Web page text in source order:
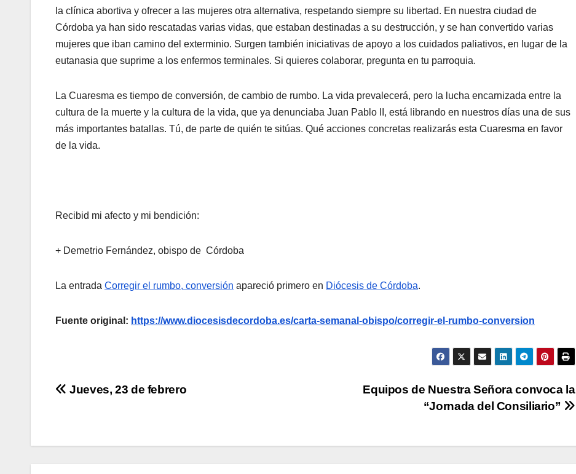
la clínica abortiva y ofrecer a las mujeres otra alternativa, respetando siempre su libertad. En nuestra ciudad de
Córdoba ya han sido rescatadas varias vidas, que estaban destinadas a su destrucción, y se han convertido varias
mujeres que iban camino del exterminio. Surgen también iniciativas de apoyo a los cuidados paliativos, en lugar de la
eutanasia que suprime a los enfermos terminales. Si quieres colaborar, pregunta en tu parroquia.
La Cuaresma es tiempo de conversión, de cambio de rumbo. La vida prevalecerá, pero la lucha encarnizada entre la
cultura de la muerte y la cultura de la vida, que ya denunciaba Juan Pablo II, está librando en nuestros días una de sus
más importantes batallas. Tú, de parte de quién te sitúas. Qué acciones concretas realizarás esta Cuaresma en favor
de la vida.
Recibid mi afecto y mi bendición:
+ Demetrio Fernández, obispo de Córdoba
La entrada Corregir el rumbo, conversión apareció primero en Diócesis de Córdoba.
Fuente original: https://www.diocesisdecordoba.es/carta-semanal-obispo/corregir-el-rumbo-conversion
Navegación
entradas
Equipos de Nuestra Señora convoca la
“Jornada del Consiliario”
Jueves, 23 de febrero